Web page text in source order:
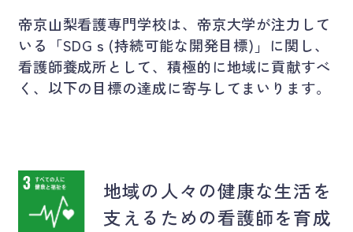
帝京山梨看護専門学校は、帝京大学が注力して
いる「SDGｓ(持続可能な開発目標)」に関し、
看護師養成所として、積極的に地域に貢献すべ
く、以下の目標の達成に寄与してまいります。
地域の人々の健康な生活を
支えるための看護師を育成